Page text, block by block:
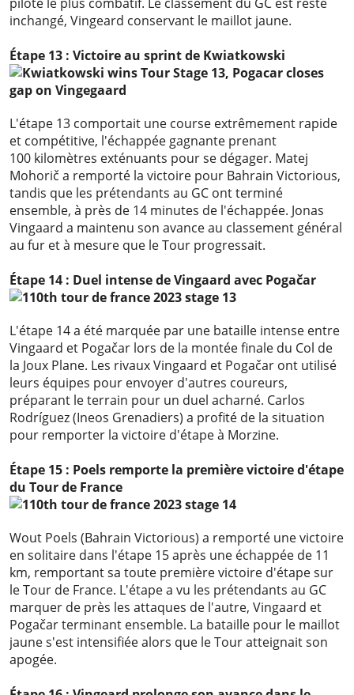
inchangé, Vingeard conservant le maillot jaune.
Étape 13 : Victoire au sprint de Kwiatkowski
L'étape 13 comportait une course extrêmement rapide
et compétitive, l'échappée gagnante prenant
100 kilomètres exténuants pour se dégager. Matej
Mohorič a remporté la victoire pour Bahrain Victorious,
tandis que les prétendants au GC ont terminé
ensemble, à près de 14 minutes de l'échappée. Jonas
Vingaard a maintenu son avance au classement général
au fur et à mesure que le Tour progressait.
Étape 14 : Duel intense de Vingaard avec Pogačar
L'étape 14 a été marquée par une bataille intense entre
Vingaard et Pogačar lors de la montée finale du Col de
la Joux Plane. Les rivaux Vingaard et Pogačar ont utilisé
leurs équipes pour envoyer d'autres coureurs,
préparant le terrain pour un duel acharné. Carlos
Rodríguez (Ineos Grenadiers) a profité de la situation
pour remporter la victoire d'étape à Morzine.
Étape 15 : Poels remporte la première victoire d'étape
du Tour de France
Wout Poels (Bahrain Victorious) a remporté une victoire
en solitaire dans l'étape 15 après une échappée de 11
km, remportant sa toute première victoire d'étape sur
le Tour de France. L'étape a vu les prétendants au GC
marquer de près les attaques de l'autre, Vingaard et
Pogačar terminant ensemble. La bataille pour le maillot
jaune s'est intensifiée alors que le Tour atteignait son
apogée.